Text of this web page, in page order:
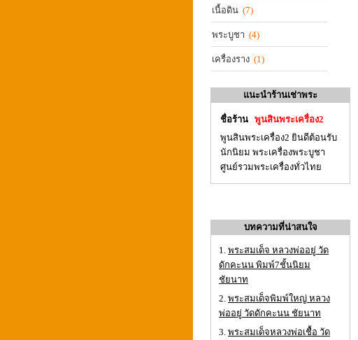
เนื้อดิน (7)
พระบูชา (4)
เครื่องราง (1)
แนะนำร้านเช่าพระ
ชื่อร้าน พูนสินพระเครื่อง2
พูนสินพระเครื่อง2 ยินดีต้อนรับ
นักนิยม พระเครื่องพระบูชา
ศูนย์รวมพระเครื่องทั่วไทย
บทความที่น่าสนใจ
1. พระสมเด็จ หลวงพ่ออยู่ วัด
ดักคะนน พิมพ์7ชั้นนิยม
ชัยนาท
2. พระสมเด็จพิมพ์ใหญ่ หลวง
พ่ออยู่ วัดดักคะนน ชัยนาท
3. พระสมเด็จหลวงพ่อเชื้อ วัด